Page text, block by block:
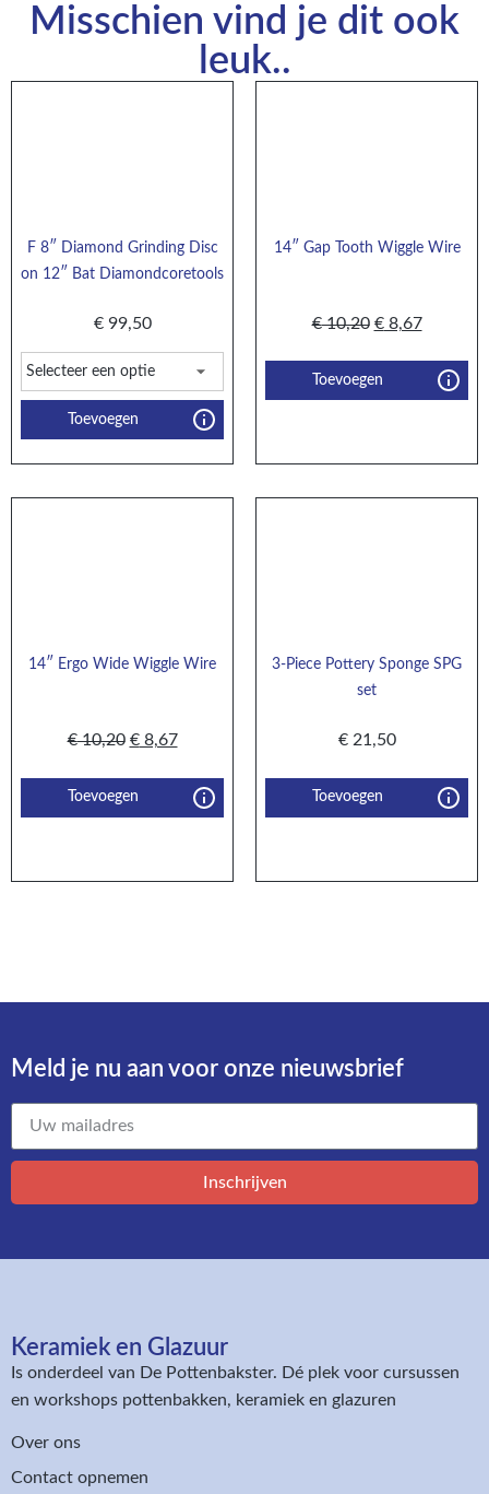
Misschien vind je dit ook
leuk..
F 8″ Diamond Grinding Disc
on 12″ Bat Diamondcoretools
€99,50
Toevoegen
14″ Gap Tooth Wiggle Wire
€10,20 €8,67
Toevoegen
14″ Ergo Wide Wiggle Wire
€10,20 €8,67
Toevoegen
3-Piece Pottery Sponge SPG
set
€21,50
Toevoegen
Meld je nu aan voor onze nieuwsbrief​
Inschrijven
Keramiek en Glazuur​
Is onderdeel van De Pottenbakster. Dé plek voor cursussen
en workshops pottenbakken, keramiek en glazuren
Over ons
Contact opnemen